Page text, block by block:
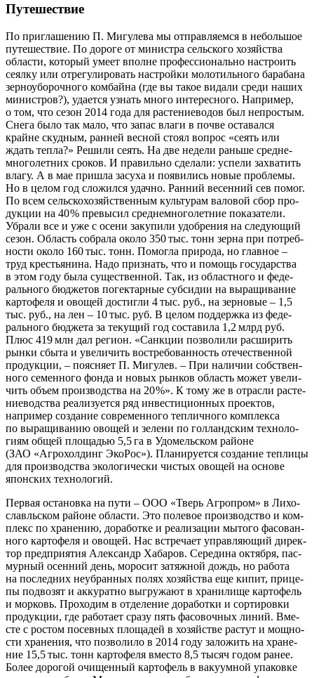
Путешествие
По при­гла­ше­нию П. Мигу­ле­ва мы отправ­ляемся в неболь­шое
путе­ше­ствие. По доро­ге от мини­стра сель­ско­го хозяй­ства
обла­сти, кото­рый уме­ет вполне про­фес­си­о­наль­но настро­ить
сеял­ку или отре­гу­ли­ро­вать настрой­ки моло­тиль­но­го бара­ба­на
зер­но­убо­роч­но­го ком­бай­на (где вы такое вида­ли сре­ди наших
мини­стров?), уда­ет­ся узнать мно­го инте­рес­но­го. Напри­мер,
о том, что сезон 2014 года для рас­те­ние­во­дов был непро­стым.
Сне­га было так мало, что запас вла­ги в поч­ве оста­вал­ся
крайне скуд­ным, ран­ней вес­ной сто­ял вопрос «сеять или
ждать теп­ла?» Реши­ли сеять. На две неде­ли рань­ше сред­не­
мно­го­лет­них сро­ков. И пра­виль­но сде­ла­ли: успе­ли захва­тить
вла­гу. А в мае при­шла засу­ха и появи­лись новые про­бле­мы.
Но в целом год сло­жил­ся удач­но. Ран­ний весен­ний сев помог.
По всем сельс­кохозяйственным куль­ту­рам вало­вой сбор про­
дук­ции на 40 % пре­вы­сил сред­не­мно­го­лет­ние пока­за­те­ли.
Убра­ли все и уже с осе­ни заку­пи­ли удоб­ре­ния на сле­ду­ю­щий
сезон. Область собра­ла око­ло 350 тыс. тонн зер­на при потреб­
но­сти око­ло 160 тыс. тонн. Помог­ла при­ро­да, но глав­ное –
труд кре­стья­ни­на. Надо при­знать, что и помощь госу­дар­ства
в этом году была суще­ствен­ной. Так, из област­но­го и феде­
раль­но­го бюд­же­тов погек­тар­ные суб­си­дии на выра­щи­ва­ние
кар­то­фе­ля и ово­щей достиг­ли 4 тыс. руб., на зер­но­вые – 1,5
тыс. руб., на лен – 10 тыс. руб. В целом под­держ­ка из феде­
раль­но­го бюд­же­та за теку­щий год соста­ви­ла 1,2 млрд руб.
Плюс 419 млн дал реги­он. «Санк­ции поз­во­ли­ли рас­ши­рить
рын­ки сбы­та и уве­ли­чить вос­тре­бо­ван­ность оте­че­ствен­ной
про­дук­ции, – пояс­ня­ет П. Мигу­лев. – При нали­чии соб­ствен­
но­го семен­но­го фон­да и новых рын­ков область может уве­ли­
чить объ­ем про­из­вод­ства на 20 %». К тому же в отрас­ли рас­те­
ние­вод­ства реа­ли­зу­ет­ся ряд инве­сти­ци­он­ных про­ек­тов,
напри­мер созда­ние совре­мен­но­го теп­лич­но­го ком­плек­са
по выра­щи­ва­нию ово­щей и зеле­ни по гол­ланд­ским тех­но­ло­
ги­ям общей пло­ща­дью 5,5 га в Удо­мель­ском рай­оне
(ЗАО «Агрохолдинг­ Эко­Рос»). Пла­ни­ру­ет­ся созда­ние теп­ли­цы
для про­из­вод­ства эко­ло­ги­че­ски чистых ово­щей на осно­ве
япон­ских технологий.
Пер­вая оста­нов­ка на пути – ООО «Тверь Агро­пром» в Лихо­
славль­ском рай­оне обла­сти. Это поле­вое про­из­вод­ство и ком­
плекс по хра­не­нию, дора­бот­ке и реа­ли­за­ции мыто­го фасо­ван­
но­го кар­то­фе­ля и ово­щей. Нас встре­ча­ет управ­ля­ю­щий дирек­
тор пред­при­я­тия Алек­сандр Хаба­ров. Сере­ди­на октяб­ря, пас­
мур­ный осен­ний день, моро­сит затяж­ной дождь, но рабо­та
на послед­них неуб­ран­ных полях хозяй­ства еще кипит, при­це­
пы под­во­зят и акку­рат­но выгру­жа­ют в хра­ни­ли­ще кар­то­фель
и мор­ковь. Про­хо­дим в отде­ле­ние дора­бот­ки и сор­ти­ров­ки
про­дук­ции, где рабо­та­ет сра­зу пять фасо­воч­ных линий. Вме­
сте с ростом посев­ных пло­ща­дей в хозяй­стве рас­тут и мощ­но­
сти хра­не­ния, что поз­во­ли­ло в 2014 году зало­жить на хра­не­
ние 15,5 тыс. тонн кар­то­фе­ля вме­сто 8,5 тысяч годом ранее.
Более доро­гой очи­щен­ный кар­то­фель в ваку­ум­ной упа­ков­ке